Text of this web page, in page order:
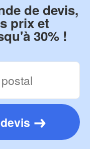
de devis,
prix et
30% !